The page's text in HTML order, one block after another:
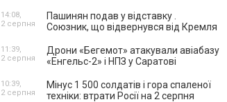
Пашинян подав у відставку .
Союзник, що відвернувся від Кремля
14:08,
2 серпня
Дрони «Бегемот» атакували авіабазу
«Енгельс-2» і НПЗ у Саратові
11:39,
2 серпня
Мінус 1 500 солдатів і гора спаленої
техніки: втрати Росії на 2 серпня
10:39,
2 серпня